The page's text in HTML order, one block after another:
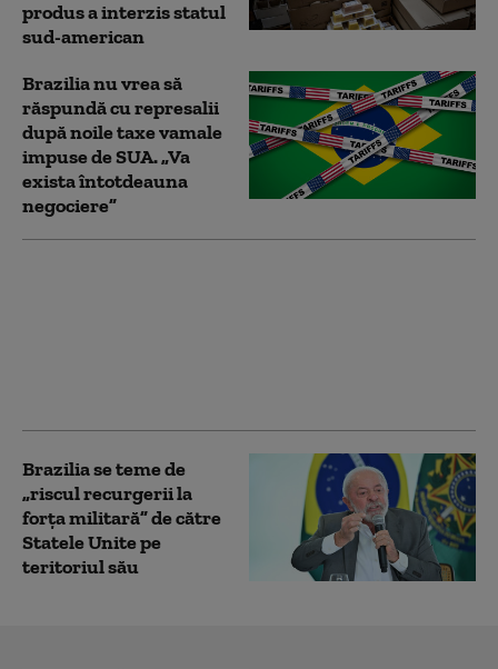
produs a interzis statul
sud-american
Brazilia nu vrea să
răspundă cu represalii
după noile taxe vamale
impuse de SUA. „Va
exista întotdeauna
negociere”
Brazilia se teme de
„riscul recurgerii la
forţa militară” de către
Statele Unite pe
teritoriul său